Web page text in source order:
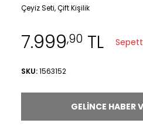
Çeyiz Seti, Çift Kişilik
7.999,90TL
SKU: 1563152
GELINCE HABER